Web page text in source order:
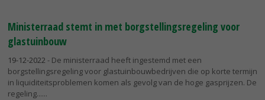
Ministerraad stemt in met borgstellingsregeling voor
glastuinbouw
19-12-2022 - De ministerraad heeft ingestemd met een
borgstellingsregeling voor glastuinbouwbedrijven die op korte termijn
in liquiditeitsproblemen komen als gevolg van de hoge gasprijzen. De
regeling...